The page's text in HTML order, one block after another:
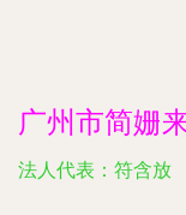
广州市简姗
法人代表： 符含放